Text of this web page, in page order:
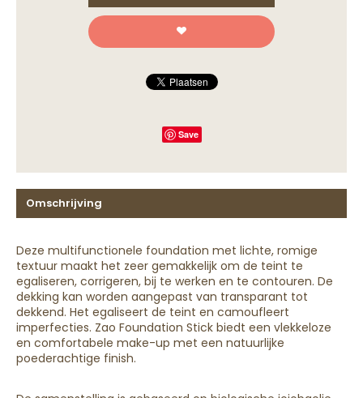
Save
Omschrijving
Deze multifunctionele foundation met lichte, romige
textuur maakt het zeer gemakkelijk om de teint te
egaliseren, corrigeren, bij te werken en te contouren. De
dekking kan worden aangepast van transparant tot
dekkend. Het egaliseert de teint en camoufleert
imperfecties. Zao Foundation Stick biedt een vlekkeloze
en comfortabele make-up met een natuurlijke
poederachtige finish.